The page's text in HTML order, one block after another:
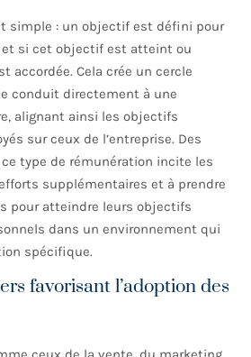
simple : un objectif est défini pour
et si cet objectif est atteint ou
accordée. Cela crée un cercle
conduit directement à une
alignant ainsi les objectifs
sur ceux de l’entreprise. Des
type de rémunération incite les
supplémentaires et à prendre
pour atteindre leurs objectifs
dans un environnement qui
spécifique.
favorisant l’adoption des